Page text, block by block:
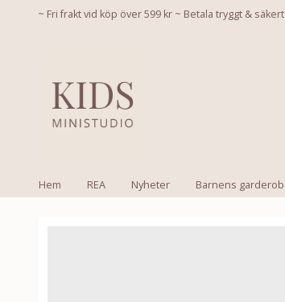
~ Fri frakt vid köp över 599 kr ~ Betala tryggt &
Hem REA Nyheter Barnens garderob